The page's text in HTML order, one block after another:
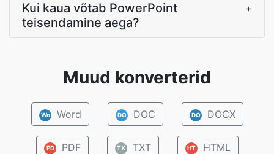
Kui kaua võtab PowerPoint
teisendamine aega?
+
Muud konverterid
Wo Word DO DOC DO DOCX
PD PDF TX TXT HT HTML